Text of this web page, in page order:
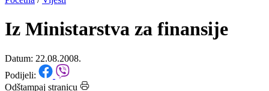
Početna/Vijesti
Iz Ministarstva za finansije